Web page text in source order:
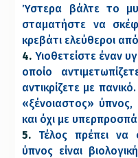
Ύστερα βάλτε το
σταματήστε να
κρεβάτι ελεύθεροι
4. Υιοθετείστε έναν
οποίο
αντικρίζετε με
«ξένοιαστος»
και όχι με
5. Τέλος πρέπει να
ύπνος είναι